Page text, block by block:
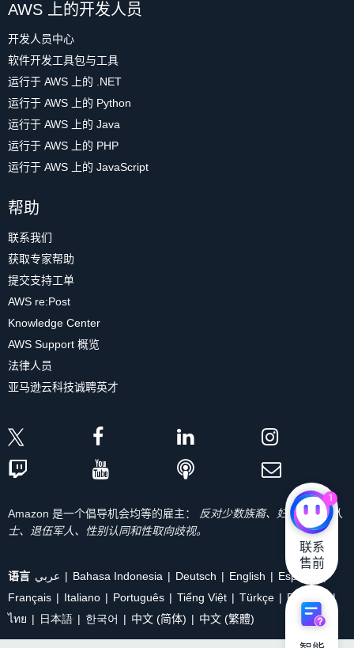
AWS 上的开发人员
开发人员中心
软件开发工具包与工具
运行于 AWS 上的 .NET
运行于 AWS 上的 Python
运行于 AWS 上的 Java
运行于 AWS 上的 PHP
运行于 AWS 上的 JavaScript
帮助
联系我们
获取专家帮助
提交支持工单
AWS re:Post
Knowledge Center
AWS Support 概览
法律人员
亚马逊云科技诚聘英才
Amazon 是一个倡导机会均等的雇主：
反对少数族裔、妇女、残疾人
士、退伍军人、性别认同和性取向歧视。
语言 عربي Bahasa Indonesia Deutsch English
Español
Français
Italiano Português Tiếng Việt Türkçe
Ρусский
ไทย
日本語 한국어 中文 (简体) 中文 (繁體)
1
联系
售前